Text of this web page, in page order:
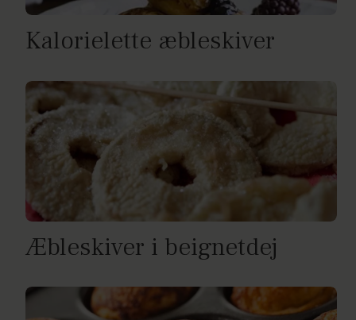
Kalorielette æbleskiver
Æbleskiver i beignetdej